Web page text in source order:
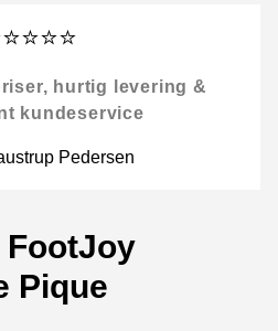
hurtig levering &
kundeservice
Pedersen
Pique